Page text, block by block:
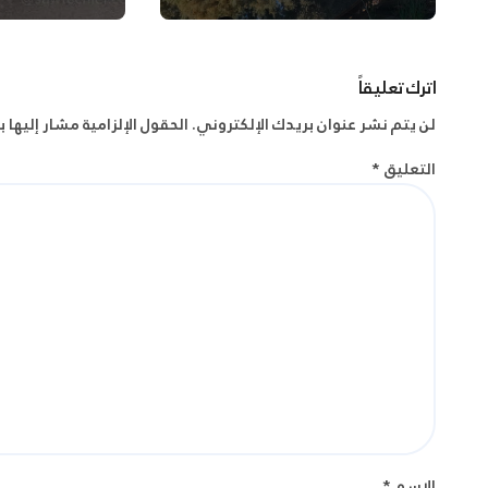
اترك تعليقاً
لن يتم نشر عنوان بريدك الإلكتروني.الحقول الإلزامية مشار إليها
التعليق*